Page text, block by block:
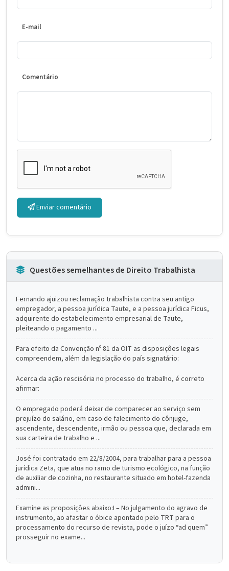
E-mail
Comentário
Enviar comentário
Questões semelhantes de Direito Trabalhista
Fernando ajuizou reclamação trabalhista contra seu antigo
empregador, a pessoa jurídica Taute, e a pessoa jurídica Ficus,
adquirente do estabelecimento empresarial de Taute,
pleiteando o pagamento ...
Para efeito da Convenção nº 81 da OIT as disposiçôes legais
compreendem, além da legislação do país signatário:
Acerca da ação rescisória no processo do trabalho, é correto
afirmar:
O empregado poderá deixar de comparecer ao serviço sem
prejuízo do salário, em caso de falecimento do cônjuge,
ascendente, descendente, irmão ou pessoa que, declarada em
sua carteira de trabalho e ...
José foi contratado em 22/8/2004, para trabalhar para a pessoa
jurídica Zeta, que atua no ramo de turismo ecológico, na função
de auxiliar de cozinha, no restaurante situado em hotel-fazenda
admini...
Examine as proposiçôes abaixo:I – No julgamento do agravo de
instrumento, ao afastar o óbice apontado pelo TRT para o
processamento do recurso de revista, pode o juízo “ad quem”
prosseguir no exame...